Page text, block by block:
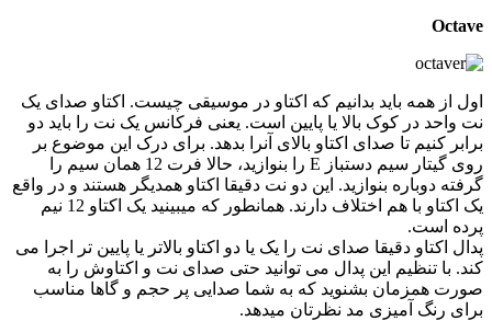
Octave
اول از همه باید بدانیم که اکتاو در موسیقی چیست. اکتاو صدای یک
نت واحد در کوک بالا یا پایین است. یعنی فرکانس یک نت را باید دو
برابر کنیم تا صدای اکتاو بالای آنرا بدهد. برای درک این موضوع بر
روی گیتار سیم دستباز E را بنوازید، حالا فرت 12 همان سیم را
گرفته دوباره بنوازید. این دو نت دقیقا اکتاو همدیگر هستند و در واقع
یک اکتاو با هم اختلاف دارند. همانطور که میبینید یک اکتاو 12 نیم
پرده است.
پدال اکتاو دقیقا صدای نت را یک یا دو اکتاو بالاتر یا پایین تر اجرا می
کند. با تنظیم این پدال می توانید حتی صدای نت و اکتاوش را به
صورت همزمان بشنوید که به شما صدایی پر حجم و گاها مناسب
برای رنگ آمیزی مد نظرتان میدهد.